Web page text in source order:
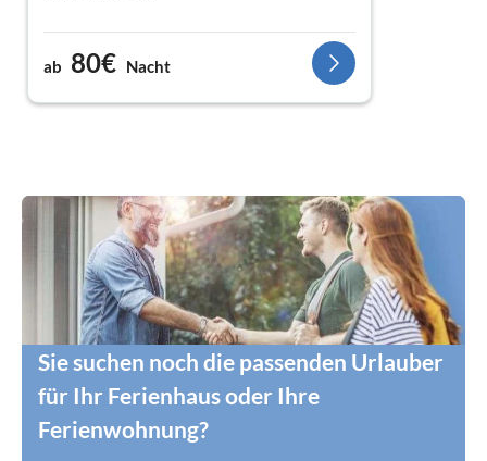
Wer Wandertouren liebt und auch Reiseziele
zum Rhein plant, ist dieses Haus der richtige
ab 80€ Nacht
Sie suchen noch die passenden Urlauber
für Ihr Ferienhaus oder Ihre
Ferienwohnung?